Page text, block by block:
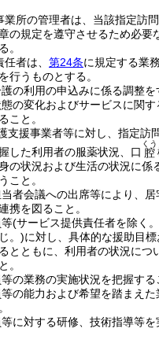
業所の管理者は、当該指定訪
の規定を遵守させるため必要
。
者は、 第24条に規定する業
行うものとする。
の利用の申込みに係る調整を
の変化およびサービスに関す
こと。
支援事業者等に対し、指定訪
した利用者の服薬状況、口 腔
くう
の状況および生活の状況に係
こと。
者会議への出席等により、居
携を図ること。
(サービス提供責任者を除く
。)に対し、具体的な援助目
とともに、利用者の状況につ
。
の業務の実施状況を把握する
の能力および希望を踏まえた
に対する研修、技術指導等を